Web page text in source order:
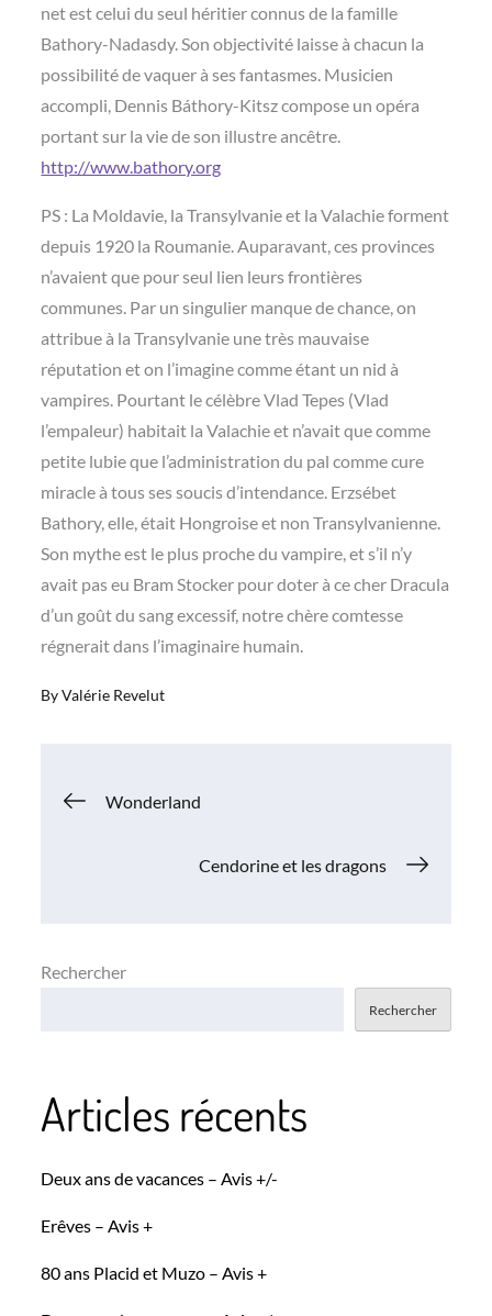
net est celui du seul héritier connus de la famille
Bathory-Nadasdy. Son objectivité laisse à chacun la
possibilité de vaquer à ses fantasmes. Musicien
accompli, Dennis Báthory-Kitsz compose un opéra
portant sur la vie de son illustre ancêtre.
http://www.bathory.org
PS : La Moldavie, la Transylvanie et la Valachie forment
depuis 1920 la Roumanie. Auparavant, ces provinces
n’avaient que pour seul lien leurs frontières
communes. Par un singulier manque de chance, on
attribue à la Transylvanie une très mauvaise
réputation et on l’imagine comme étant un nid à
vampires. Pourtant le célèbre Vlad Tepes (Vlad
l’empaleur) habitait la Valachie et n’avait que comme
petite lubie que l’administration du pal comme cure
miracle à tous ses soucis d’intendance. Erzsébet
Bathory, elle, était Hongroise et non Transylvanienne.
Son mythe est le plus proche du vampire, et s’il n’y
avait pas eu Bram Stocker pour doter à ce cher Dracula
d’un goût du sang excessif, notre chère comtesse
régnerait dans l’imaginaire humain.
ByValérie Revelut
Navigation
Wonderland
Cendorine et les dragons
Rechercher
Rechercher
Articles récents
Deux ans de vacances – Avis +/-
Erêves – Avis +
80 ans Placid et Muzo – Avis +